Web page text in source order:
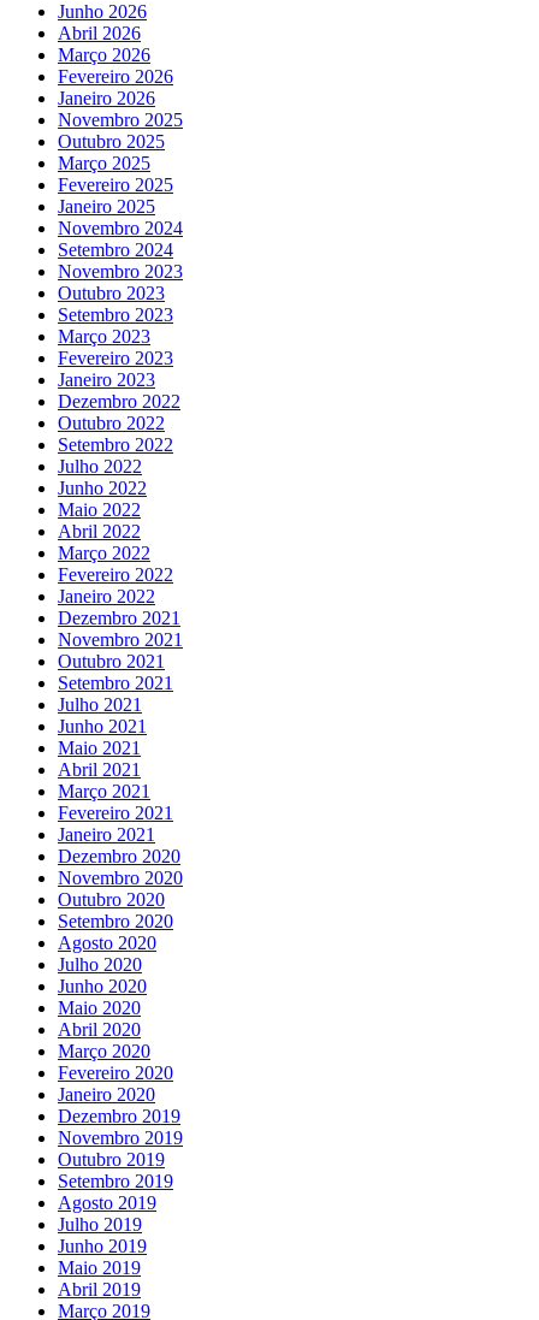
Junho 2026
Abril 2026
Março 2026
Fevereiro 2026
Janeiro 2026
Novembro 2025
Outubro 2025
Março 2025
Fevereiro 2025
Janeiro 2025
Novembro 2024
Setembro 2024
Novembro 2023
Outubro 2023
Setembro 2023
Março 2023
Fevereiro 2023
Janeiro 2023
Dezembro 2022
Outubro 2022
Setembro 2022
Julho 2022
Junho 2022
Maio 2022
Abril 2022
Março 2022
Fevereiro 2022
Janeiro 2022
Dezembro 2021
Novembro 2021
Outubro 2021
Setembro 2021
Julho 2021
Junho 2021
Maio 2021
Abril 2021
Março 2021
Fevereiro 2021
Janeiro 2021
Dezembro 2020
Novembro 2020
Outubro 2020
Setembro 2020
Agosto 2020
Julho 2020
Junho 2020
Maio 2020
Abril 2020
Março 2020
Fevereiro 2020
Janeiro 2020
Dezembro 2019
Novembro 2019
Outubro 2019
Setembro 2019
Agosto 2019
Julho 2019
Junho 2019
Maio 2019
Abril 2019
Março 2019